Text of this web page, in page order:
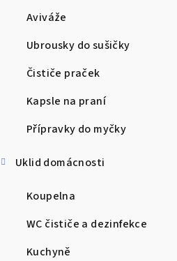
Aviváže
Ubrousky do sušičky
Čističe praček
Kapsle na praní
Přípravky do myčky
Uklid domácnosti
Koupelna
WC čističe a dezinfekce
Kuchyně